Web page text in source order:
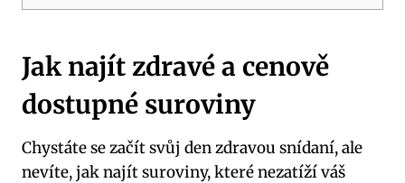
Jak najít zdravé a cenově
dostupné suroviny
Chystáte se začít svůj den zdravou snídaní, ale
nevíte, jak najít suroviny, které nezatíží váš